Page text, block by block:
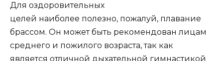
Для оздоровительных
целей наиболее полезно, пожалуй, плавание
брассом. Он может быть рекомендован лицам
среднего и пожилого возраста, так как
является отличной дыхательной гимнастикой